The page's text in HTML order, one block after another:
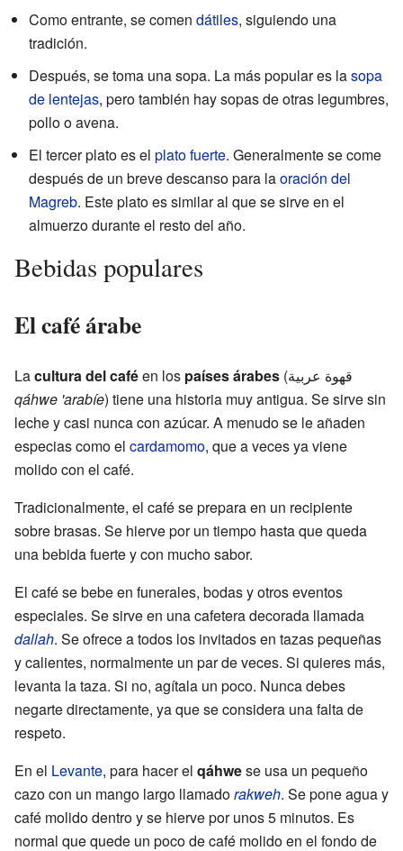
Como entrante, se comen dátiles, siguiendo una
tradición.
Después, se toma una sopa. La más popular es lasopa
de lentejas, pero también hay sopas de otras legumbres,
pollo o avena.
El tercer plato es el plato fuerte. Generalmente se come
después de un breve descanso para laoración del
Magreb. Este plato es similar al que se sirve en el
almuerzo durante el resto del año.
Bebidas populares
El café árabe
Lacultura del caféen los países árabes (قهوة عربية
qáhwe 'arabíe) tiene una historia muy antigua. Se sirve sin
leche y casi nunca con azúcar. A menudo se le añaden
especias como el cardamomo, que a veces ya viene
molido con el café.
Tradicionalmente, el café se prepara en un recipiente
sobre brasas. Se hierve por un tiempo hasta que queda
una bebida fuerte y con mucho sabor.
El café se bebe en funerales, bodas y otros eventos
especiales. Se sirve en una cafetera decorada llamada
dallah. Se ofrece a todos los invitados en tazas pequeñas
y calientes, normalmente un par de veces. Si quieres más,
levanta la taza. Si no, agítala un poco. Nunca debes
negarte directamente, ya que se considera una falta de
respeto.
En el Levante, para hacer el qáhwese usa un pequeño
cazo con un mango largo llamadorakweh. Se pone agua y
café molido dentro y se hierve por unos 5 minutos. Es
normal que quede un poco de café molido en el fondo de